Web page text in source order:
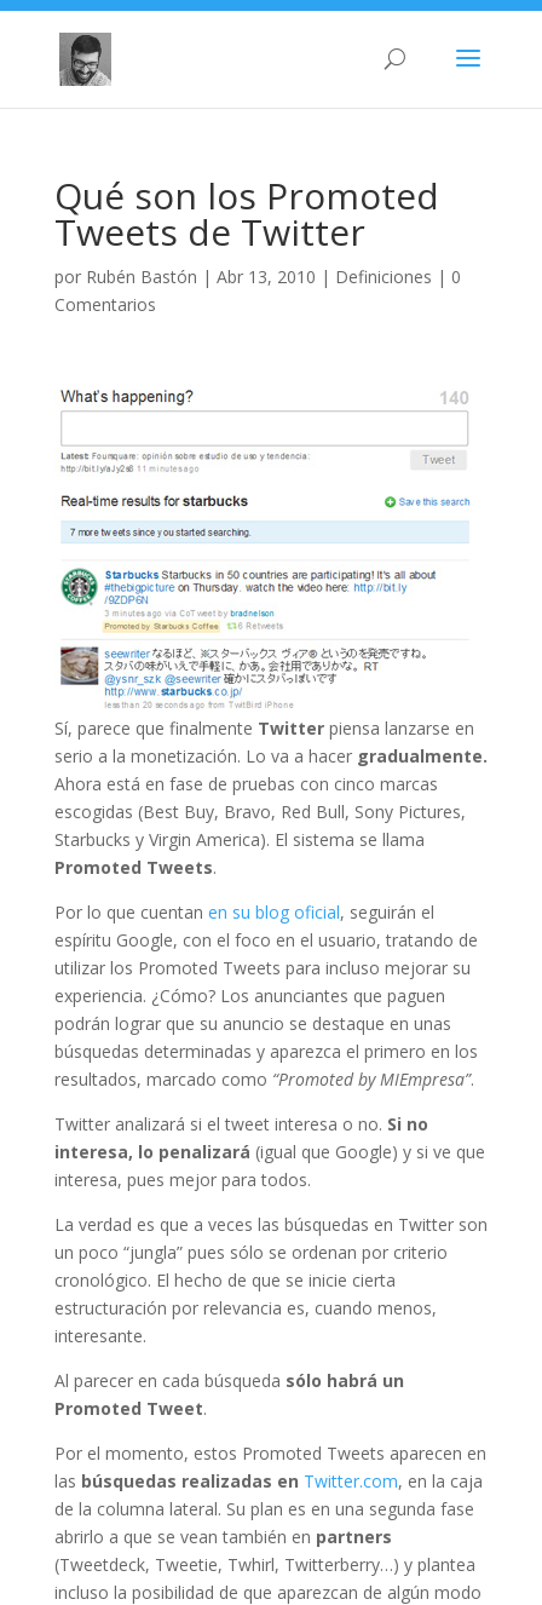
Qué son los Promoted
Tweets de Twitter
por Rubén Bastón | Abr 13, 2010 | Definiciones | 0
Comentarios
Sí, parece que finalmente Twitterpiensa lanzarse en
serio a la monetización. Lo va a hacer gradualmente.
Ahora está en fase de pruebas con cinco marcas
escogidas (Best Buy, Bravo, Red Bull, Sony Pictures,
Starbucks y Virgin America). El sistema se llama
Promoted Tweets.
Por lo que cuentan en su blog oficial, seguirán el
espíritu Google, con el foco en el usuario, tratando de
utilizar los Promoted Tweets para incluso mejorar su
experiencia. ¿Cómo? Los anunciantes que paguen
podrán lograr que su anuncio se destaque en unas
búsquedas determinadas y aparezca el primero en los
resultados, marcado como “Promoted by MIEmpresa”.
Twitter analizará si el tweet interesa o no. Si no
interesa, lo penalizará (igual que Google) y si ve que
interesa, pues mejor para todos.
La verdad es que a veces las búsquedas en Twitter son
un poco “jungla” pues sólo se ordenan por criterio
cronológico. El hecho de que se inicie cierta
estructuración por relevancia es, cuando menos,
interesante.
Al parecer en cada búsqueda sólo habrá un
Promoted Tweet.
Por el momento, estos Promoted Tweets aparecen en
las búsquedas realizadas en Twitter.com, en la caja
de la columna lateral. Su plan es en una segunda fase
abrirlo a que se vean también en partners
(Tweetdeck, Tweetie, Twhirl, Twitterberry…) y plantea
incluso la posibilidad de que aparezcan de algún modo